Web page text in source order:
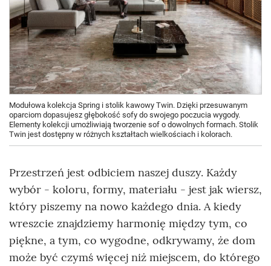
Modułowa kolekcja Spring i stolik kawowy Twin. Dzięki przesuwanym
oparciom dopasujesz głębokość sofy do swojego poczucia wygody.
Elementy kolekcji umożliwiają tworzenie sof o dowolnych formach. Stolik
Twin jest dostępny w różnych kształtach wielkościach i kolorach.
Przestrzeń jest odbiciem naszej duszy. Każdy
wybór - koloru, formy, materiału - jest jak wiersz,
który piszemy na nowo każdego dnia. A kiedy
wreszcie znajdziemy harmonię między tym, co
piękne, a tym, co wygodne, odkrywamy, że dom
może być czymś więcej niż miejscem, do którego